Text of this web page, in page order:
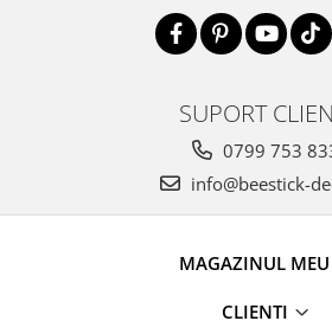
SUPORT
0799 753
info@beestick-
MAGAZINUL MEU
CLIENTI